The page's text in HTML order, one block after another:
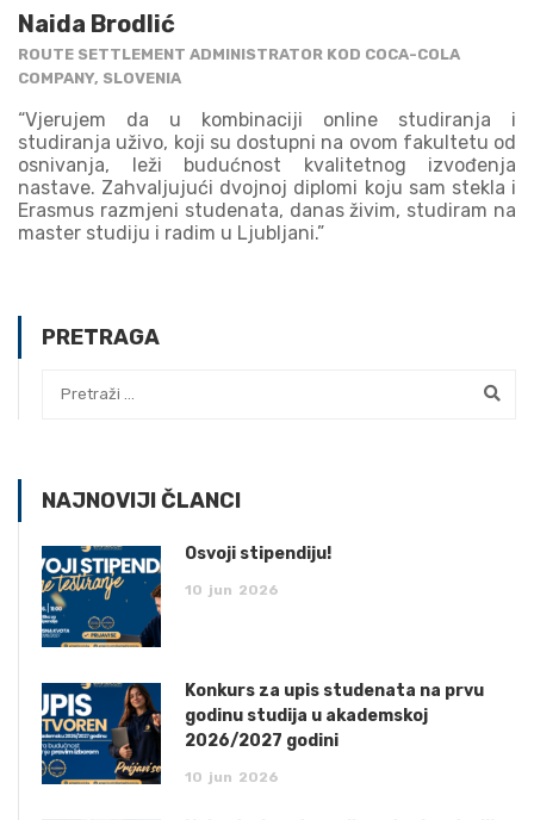
Naida Brodlić
ROUTE SETTLEMENT ADMINISTRATOR KOD COCA-COLA
COMPANY, SLOVENIA
“Vjerujem da u kombinaciji online studiranja i
studiranja uživo, koji su dostupni na ovom fakultetu od
osnivanja, leži budućnost kvalitetnog izvođenja
nastave. Zahvaljujući dvojnoj diplomi koju sam stekla i
Erasmus razmjeni studenata, danas živim, studiram na
master studiju i radim u Ljubljani.”
PRETRAGA
NAJNOVIJI ČLANCI
Osvoji stipendiju!
10 jun 2026
Konkurs za upis studenata na prvu
godinu studija u akademskoj
2026/2027 godini
10 jun 2026